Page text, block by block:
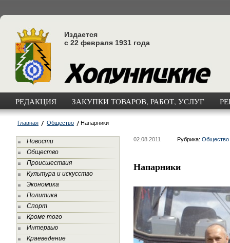
Издается
с 22 февраля 1931 года
РЕДАКЦИЯ ЗАКУПКИ ТОВАРОВ, РАБОТ, УСЛУГ
Главная Общество Напарники
Новости
Общество
Происшествия
Культура и искусство
Экономика
Политика
Спорт
Кроме того
Интервью
Краеведение
02.08.2011 Рубрика: Общество
Напарники